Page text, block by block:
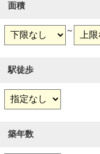
面積
～
駅徒歩
築年数